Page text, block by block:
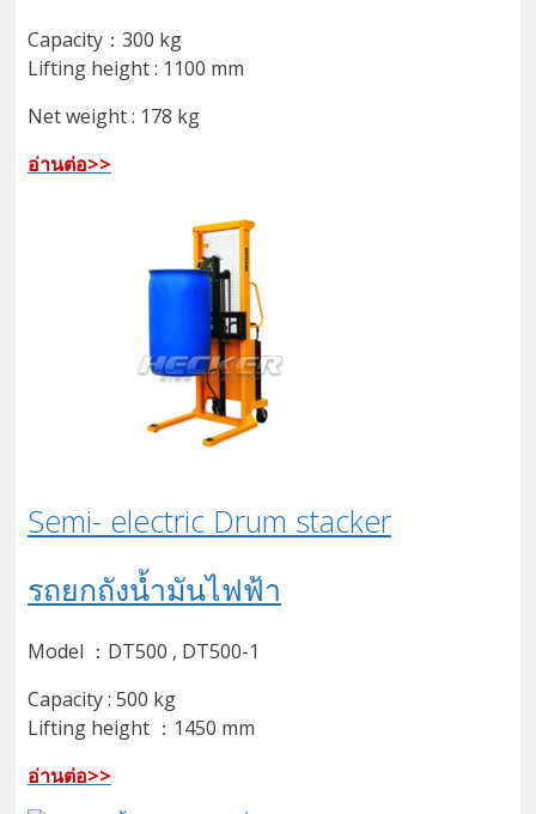
Capacity：300 kg
Lifting height : 1100 mm
Net weight : 178 kg
อ่านต่อ>>
Semi- electric Drum stacker
รถยกถังน้ำมันไฟฟ้า
Model ：DT500 , DT500-1
Capacity : 500 kg
Lifting height ：1450 mm
อ่านต่อ>>